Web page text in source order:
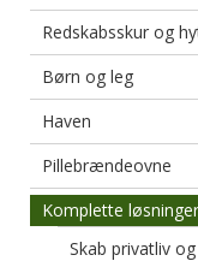
Redskabsskur og
Børn og leg
Haven
Pillebrændeovne
Komplette løsninger
Skab privatliv